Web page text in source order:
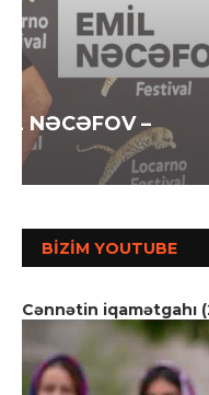
İRİ PLANDA:
AKTRİSA
BIZIM YOUTUBE
Cənnətin iqamətgahı